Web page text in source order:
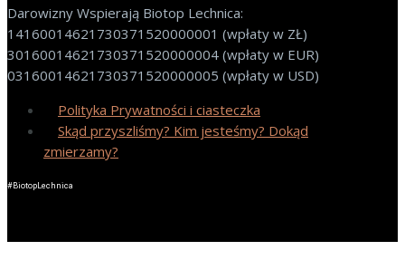
Darowizny Wspierają Biotop Lechnica:
14160014621730371520000001 (wpłaty w ZŁ)
30160014621730371520000004 (wpłaty w EUR)
03160014621730371520000005 (wpłaty w USD)
Polityka Prywatności i ciasteczka
Skąd przyszliśmy? Kim jesteśmy? Dokąd
zmierzamy?
#BiotopLechnica